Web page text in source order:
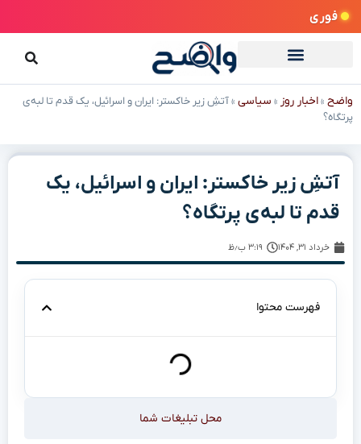
فوری
واضح »اخبار روز » سیاسی »آتشِ زیر خاکستر: ایران و اسرائیل، یک قدم تا لبه‌ی
پرتگاه؟
آتشِ زیر خاکستر: ایران و اسرائیل، یک
قدم تا لبه‌ی پرتگاه؟
خرداد ۳۱, ۱۴۰۴ ۳:۱۹ ب٫ظ
فهرست محتوا
محل تبلیغات شما